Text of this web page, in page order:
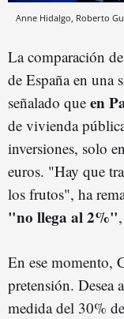
Anne Hidalgo, Roberto
La comparación
de España en
señalado que en
de vivienda
inversiones, solo
euros. "Hay que
los frutos", ha
"no llega al 2%"
En ese momento,
pretensión. Desea
medida del 30%